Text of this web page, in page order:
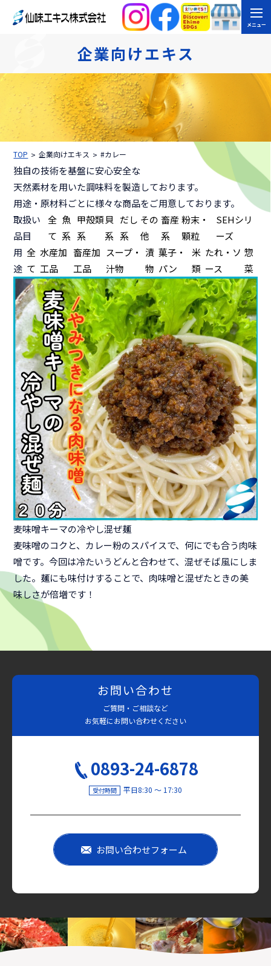
メニュー
企業向けエキス
TOP 企業向けエキス #カレー
独自の技術を基盤に安心安全な
天然素材を用いた調味料を製造しております。
用途・原材料ごとに様々な商品をご用意しております。
取扱い
品目
全
て
魚
系
甲殻類
系
貝
系
だし
系
その
他
畜産
系
粉末・
顆粒
SEHシリ
ーズ
用
途
全
て
水産加
工品
畜産加
工品
スープ・
汁物
漬
物
菓子・
パン
米
類
たれ・ソ
ース
惣
菜
麦味噌キーマの冷やし混ぜ麺
麦味噌のコクと、カレー粉のスパイスで、何にでも合う肉味
噌です。今回は冷たいうどんと合わせて、混ぜそば風にしま
した。麺にも味付けすることで、肉味噌と混ぜたときの美
味しさが倍増です！
お問い合わせ
ご質問・ご相談など
お気軽にお問い合わせください
0893-24-6878
受付時間 平日8:30 〜 17:30
お問い合わせフォーム